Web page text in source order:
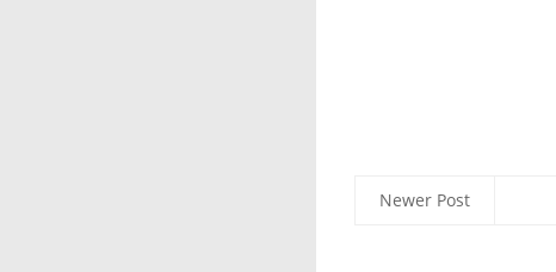
Newer Post